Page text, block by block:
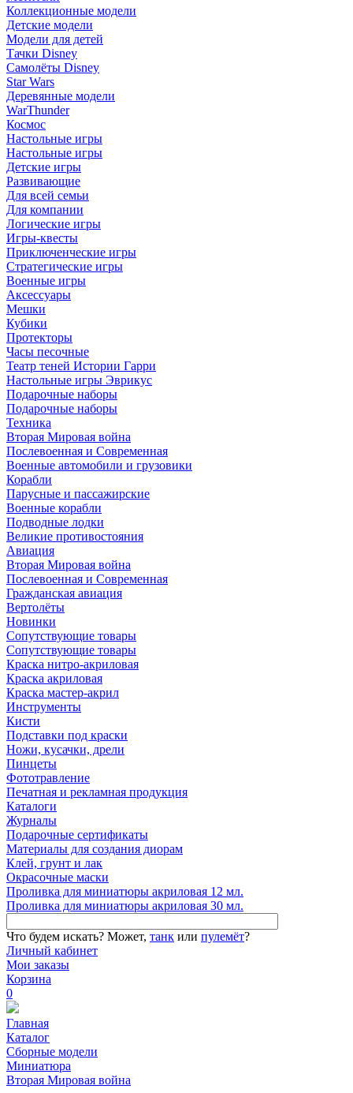
Коллекционные модели
Детские модели
Модели для детей
Тачки Disney
Самолёты Disney
Star Wars
Деревянные модели
WarThunder
Космос
Настольные игры
Настольные игры
Детские игры
Развивающие
Для всей семьи
Для компании
Логические игры
Игры-квесты
Приключенческие игры
Стратегические игры
Военные игры
Аксессуары
Мешки
Кубики
Протекторы
Часы песочные
Театр теней Истории Гарри
Настольные игры Эврикус
Подарочные наборы
Подарочные наборы
Техника
Вторая Мировая война
Послевоенная и Современная
Военные автомобили и грузовики
Корабли
Парусные и пассажирские
Военные корабли
Подводные лодки
Великие противостояния
Авиация
Вторая Мировая война
Послевоенная и Современная
Гражданская авиация
Вертолёты
Новинки
Сопутствующие товары
Сопутствующие товары
Краска нитро-акриловая
Краска акриловая
Краска мастер-акрил
Инструменты
Кисти
Подставки под краски
Ножи, кусачки, дрели
Пинцеты
Фототравление
Печатная и рекламная продукция
Каталоги
Журналы
Подарочные сертификаты
Материалы для создания диорам
Клей, грунт и лак
Окрасочные маски
Проливка для миниатюры акриловая 12 мл.
Проливка для миниатюры акриловая 30 мл.
Что будем искать? Может, танк или пулемёт?
Личный кабинет
Мои заказы
Корзина
0
Главная
Каталог
Сборные модели
Миниатюра
Вторая Мировая война